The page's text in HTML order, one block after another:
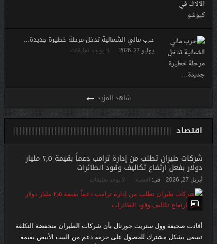
حرب مالي الشمالية تدخل مرحلة خطيرة جديدة…
يوليو 27, 2026 لا يوجد تعليقات
اقتصاد
شركات طيران تطلب من إدارة ترامب دعماً بقيمة ٢٫٥ مليار
دولار بفعل ارتفاع تكاليف وقود الطائرات
أبريل 27, 2026 فى: اقتصاد لا يوجد تعليقات
أفادت صحيفة وول ستريت جورنال بأن شركات الطيران منخفضة التكلفة
تسعى بشكل مشترك للحصول على حزمة دعم من البيت الأبيض بقيمة